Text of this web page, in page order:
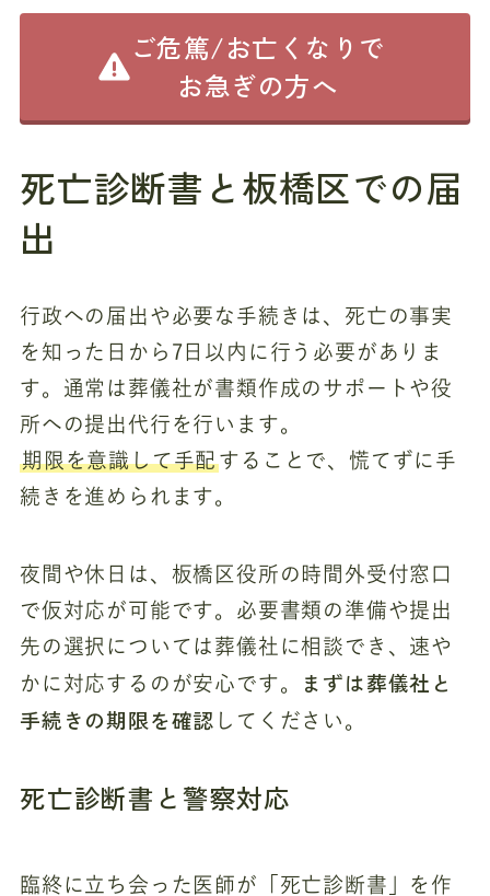
ご危篤/お亡くなりで
お急ぎの方へ
死亡診断書と板橋区での届
出
行政への届出や必要な手続きは、死亡の事実
を知った日から7日以内に行う必要がありま
す。通常は葬儀社が書類作成のサポートや役
所への提出代行を行います。
期限を意識して手配することで、慌てずに手
続きを進められます。
夜間や休日は、板橋区役所の時間外受付窓口
で仮対応が可能です。必要書類の準備や提出
先の選択については葬儀社に相談でき、速や
かに対応するのが安心です。
まずは葬儀社と
手続きの期限を確認 してください。
死亡診断書と警察対応
臨終に立ち会った医師が「死亡診断書」を作